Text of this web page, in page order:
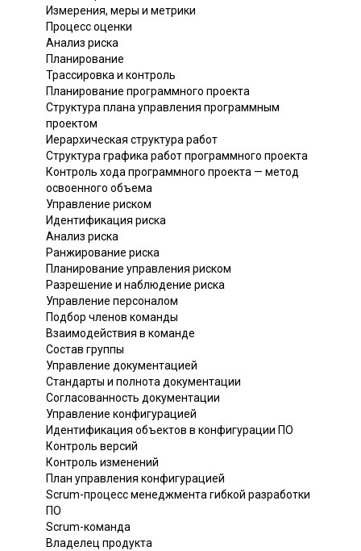
Измерения, меры и метрики
Процесс оценки
Анализ риска
Планирование
Трассировка и контроль
Планирование программного проекта
Структура плана управления программным
проектом
Иерархическая структура работ
Структура графика работ программного проекта
Контроль хода программного проекта — метод
освоенного объема
Управление риском
Идентификация риска
Анализ риска
Ранжирование риска
Планирование управления риском
Разрешение и наблюдение риска
Управление персоналом
Подбор членов команды
Взаимодействия в команде
Состав группы
Управление документацией
Стандарты и полнота документации
Согласованность документации
Управление конфигурацией
Идентификация объектов в конфигурации ПО
Контроль версий
Контроль изменений
План управления конфигурацией
Scrum-процесс менеджмента гибкой разработки
ПО
Scrum-команда
Владелец продукта